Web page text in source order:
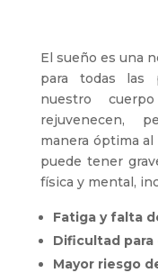
El sueño es una
para todas las
nuestro
rejuvenecen,
manera óptima
puede tener
física y mental,
Fatiga y falta
Dificultad
Mayor riesgo